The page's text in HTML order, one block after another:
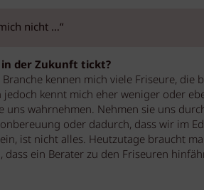
nicht …“
der Zukunft tickt?
kennen mich viele Friseure,
kennt mich eher weniger oder
uns wahrnehmen. Nehmen sie uns
oder dadurch, dass wir im
ist nicht alles. Heutzutage braucht
dass ein Berater zu den Friseuren